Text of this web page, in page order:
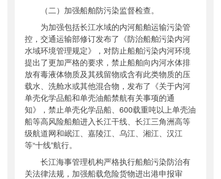
（二）加强船舶防污染监督检查。
为加强包括长江水域的内河船舶运输污染管
控，交通运输部修订发布了《防治船舶污染内河
水域环境管理规定》，对防止船舶污染内河环境
提出了更加严格的要求，禁止船舶向内河水体排
放有毒液体物质及其残留物或含有此类物质的压
载水、洗舱水或其他混合物，发布了《关于内河
单壳化学品船和单壳油船禁航有关事项的通
知》，禁止单壳化学品船、600载重吨以上单壳油
船等高风险船舶进入长江干线、长江三角洲高等
级航道网和岷江、嘉陵江、乌江、湘江、汉江
等“十线”航行。
长江海事管理机构严格执行船舶污染防治有
关法律法规，加强船载危险货物进出港申报审